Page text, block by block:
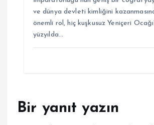
ve dünya devleti kimliğini
önemli rol, hiç kuşkusuz Yeniçeri
yüzyılda…
Bir yanıt yazın